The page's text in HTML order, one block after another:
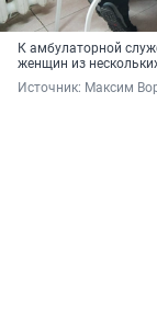
К амбулаторной
женщин из
Источник: Максим